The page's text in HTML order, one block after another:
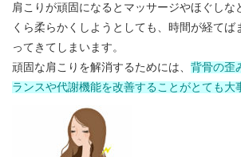
肩こりが頑固になるとマッサージやほぐしな
くら柔らかくしようとしても、時間が経てば
ってきてしまいます。
頑固な肩こりを解消するためには、 背骨の歪
ランスや代謝機能を改善することがとても大